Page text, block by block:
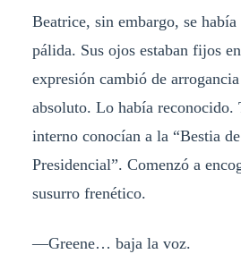
Beatrice, sin embargo, se
pálida. Sus ojos estaban fijos
expresión cambió de
absoluto. Lo había reconocido.
interno conocían a la “Bestia
Presidencial”. Comenzó a
susurro frenético.
—Greene… baja la voz.